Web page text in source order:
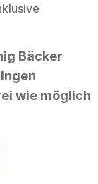
Bäcker
wie möglich